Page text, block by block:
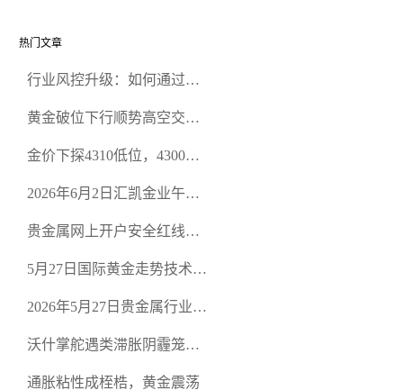
热门文章
行业风控升级：如何通过正
规黄金开户交易平台？
黄金破位下行顺势高空交易
金价下探4310低位，4300关
2026年6月2日汇凯金业午盘
空头清算算法如何布防？
贵金属网上开户安全红线：
恶意洗盘陷阱
5月27日国际黄金走势技术盘
规黄金平台全方位行情解析
2026年5月27日贵金属行业新
正规贵金属开户平台迎开户
热潮
沃什掌舵遇类滞胀阴霾笼
通胀粘性成桎梏，黄金震荡